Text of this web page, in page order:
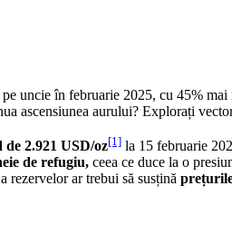
uncie în februarie 2025, cu 45%
ascensiunea aurului? Explorați
2.921 USD/oz[1] la 15 februarie
de refugiu, ceea ce duce la o
rezervelor ar trebui să susțină